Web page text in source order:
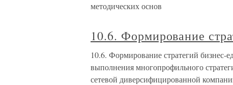
методических основ
10.6. Формирование
10.6. Формирование стратегий
выполнения многопрофильного
сетевой диверсифицированной